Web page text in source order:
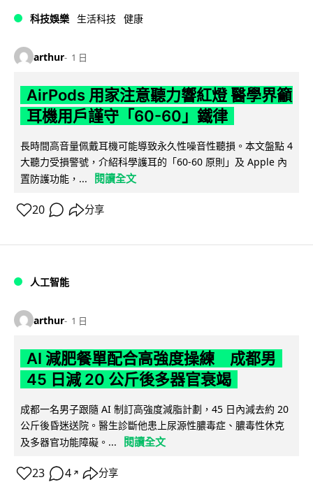
科技娛樂 生活科技 健康
arthur 1 日
AirPods 用家注意聽力響紅燈 醫學界籲
耳機用戶謹守「60-60」鐵律
長時間高音量佩戴耳機可能導致永久性噪音性聽損。本文盤點 4
大聽力受損警號，介紹科學護耳的「60-60 原則」及 Apple 內
置防護功能，...
閱讀全文
20 分享
人工智能
arthur 1 日
AI 減肥餐單配合高強度操練 成都男
45 日減 20 公斤後多器官衰竭
成都一名男子跟隨 AI 制訂高強度減脂計劃，45 日內減去約 20
公斤後昏迷送院。醫生診斷他患上尿源性膿毒症、膿毒性休克
及多器官功能障礙。...
閱讀全文
23 4 ↗ 分享